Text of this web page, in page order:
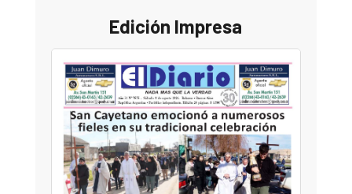
Edición Impresa